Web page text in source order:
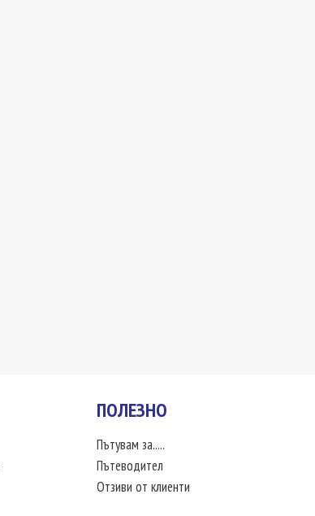
ПОЛЕЗНО
Пътувам за.....
Пътеводител
Отзиви от клиенти